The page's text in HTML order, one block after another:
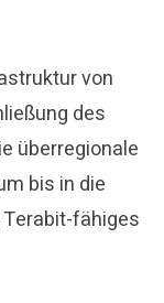
von
des
überregionale
bis in die
fähiges